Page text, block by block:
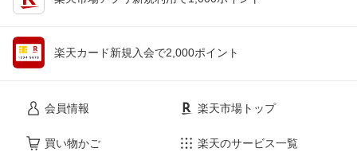
楽天カード新規入会で2,000ポイント
会員情報
買い物かご
楽天市場トップ
楽天のサービス一覧